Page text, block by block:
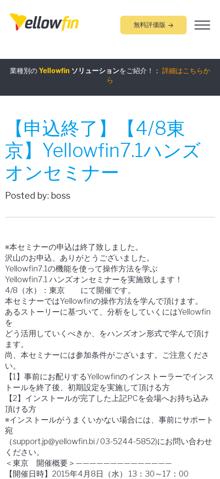
無料評価版
業種別のYellowfin ソリューションをご紹介！： 詳細はこちらか
ら
組み込みアナリティクス 究極ガイド：詳細はこちらから
【申込終了】【4/8東
京】Yellowfin7.1ハンズ
オンセミナー
Posted by: boss
※本セミナーの申込は終了致しました。
沢山のお申込、ありがとうございました。
Yellowfin7.1の機能を使って操作方法を学ぶ
Yellowfin7.1 ハンズオンセミナーを実施致します！
4/8（水）：東京 にて開催です。
本セミナーではYellowfinの操作方法を学んで頂けます。
あるストーリーに基づいて、分析をしていくにはYellowfin
を
どう活用していくべきか、をハンズオン形式で学んで頂け
ます。
尚、本セミナーには参加条件がございます。ご注意くださ
い。
【1】事前にお配りするYellowfinのインストーラーでインス
トールを終了後、初期設定を実施して頂ける方
【2】インストールが完了した上記PCを会場へお持ち込み
頂ける方
※インストールがうまくいかない場合には、事前にサポート
宛
（support.jp@yellowfin.bi / 03-5244-5852)にお問い合わせ
ください。
＜東京 開催概要＞——————————————
【開催日時】2015年4月8日（水） 13：30～17：00